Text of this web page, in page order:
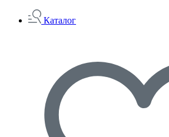
Каталог